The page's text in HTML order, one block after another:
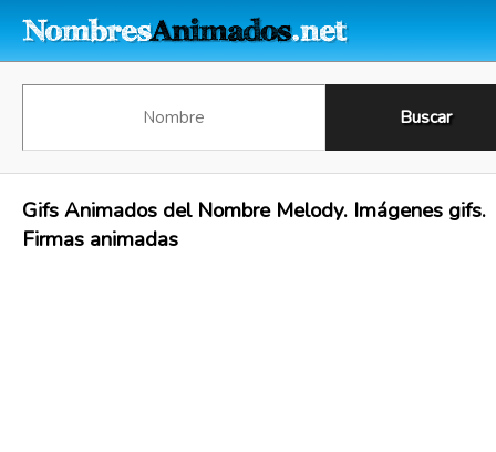
Gifs Animados del Nombre Melody. Imágenes gifs.
Firmas animadas